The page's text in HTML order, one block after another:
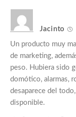
Jacinto
Un producto muy
de marketing,
peso. Hubiera sido
domótico, alarmas,
desaparece del
disponible.